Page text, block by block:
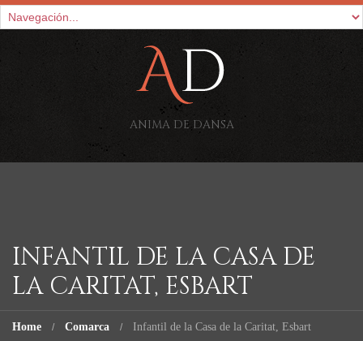
ANIMA DE DANSA
INFANTIL DE LA CASA DE
LA CARITAT, ESBART
Home Comarca Infantil de la Casa de la Caritat, Esbart